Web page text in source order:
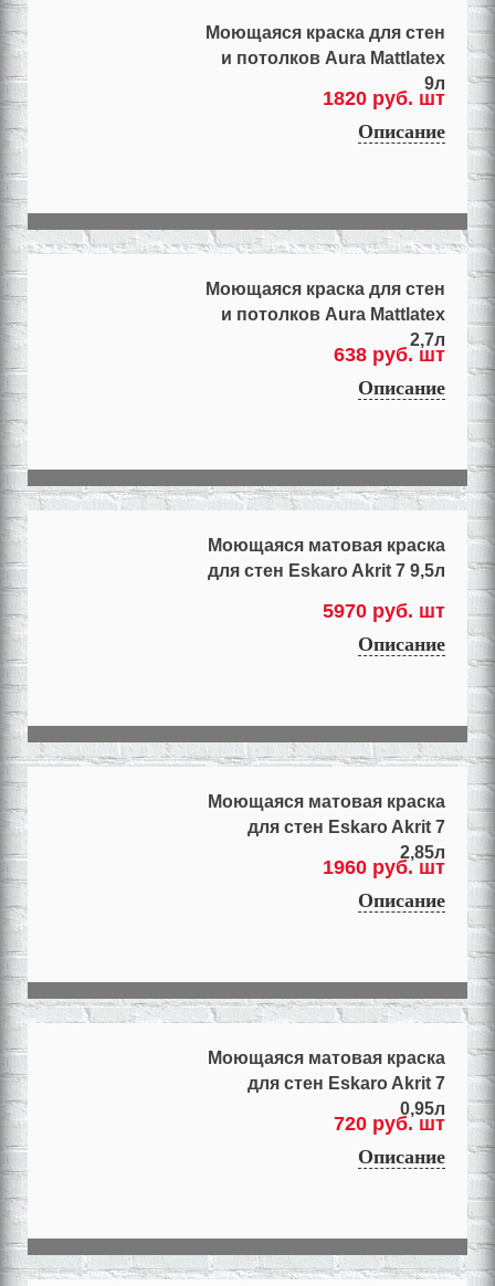
Моющаяся краска для стен
и потолков Aura Mattlatex
9л
1820 руб. шт
Описание
Моющаяся краска для стен
и потолков Aura Mattlatex
2,7л
638 руб. шт
Описание
Моющаяся матовая краска
для стен Eskaro Akrit 7 9,5л
5970 руб. шт
Описание
Моющаяся матовая краска
для стен Eskaro Akrit 7
2,85л
1960 руб. шт
Описание
Моющаяся матовая краска
для стен Eskaro Akrit 7
0,95л
720 руб. шт
Описание